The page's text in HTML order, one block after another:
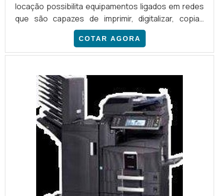
locação possibilita equipamentos ligados em redes
que são capazes de imprimir, digitalizar, copiar,
receber e enviar fax para qualquer departamento de
sua empresa. Além de agregar soluções referentes
aos painéis das multifuncionais, são ideais para
o equipamento, a empresa, via navegador web,
COTAR AGORA